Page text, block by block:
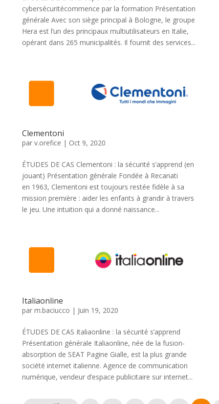
cybersécuritécommence par la formation Présentation
générale Avec son siège principal à Bologne, le groupe
Hera est l’un des principaux multiutilisateurs en Italie,
opérant dans 265 municipalités. Il fournit des services...
Clementoni
par v.orefice | Oct 9, 2020
ÉTUDES DE CAS Clementoni : la sécurité s’apprend (en
jouant) Présentation générale Fondée à Recanati
en 1963, Clementoni est toujours restée fidèle à sa
mission première : aider les enfants à grandir à travers
le jeu. Une intuition qui a donné naissance...
Italiaonline
par m.baciucco | Juin 19, 2020
ÉTUDES DE CAS Italiaonline : la sécurité s’apprend
Présentation générale Italiaonline, née de la fusion-
absorption de SEAT Pagine Gialle, est la plus grande
société internet italienne. Agence de communication
numérique, vendeur d’espace publicitaire sur internet...